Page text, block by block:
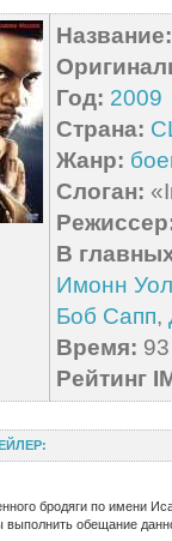
Название:
Год: 2009
Страна:
Жанр:
Слоган:
В
Имонн
Боб Сапп,
Время:
Рейтинг
бродяги по имени
выполнить обещание